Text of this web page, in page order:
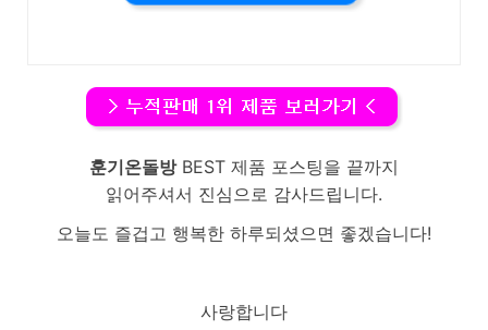
훈기온돌방BEST 제품 포스팅을 끝까지
읽어주셔서 진심으로 감사드립니다.
오늘도 즐겁고 행복한 하루되셨으면 좋겠습니다!
사랑합니다